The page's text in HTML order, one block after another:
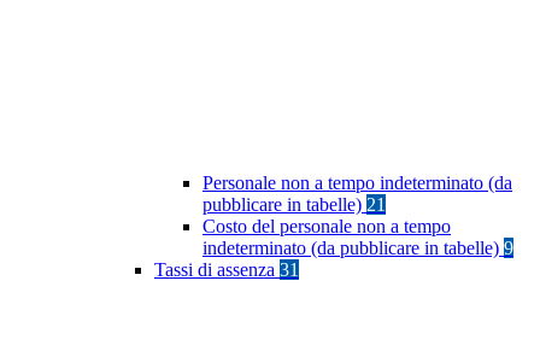
Personale non a tempo indeterminato (da
pubblicare in tabelle) 21
Costo del personale non a tempo
indeterminato (da pubblicare in tabelle) 9
Tassi di assenza 31